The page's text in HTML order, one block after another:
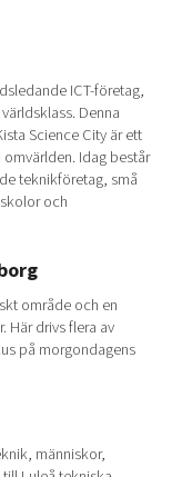
ICT-företag,
Denna
Science City är ett
Idag består
teknikföretag, små
och
område och en
Här drivs flera av
på morgondagens
människor,